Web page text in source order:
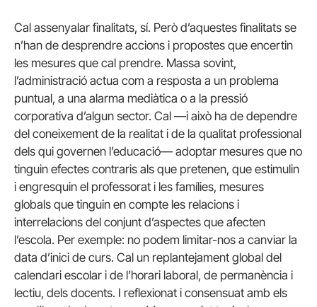
Cal assenyalar finalitats, sí. Però d’aquestes finalitats se
n’han de desprendre accions i propostes que encertin
les mesures que cal prendre. Massa sovint,
l’administració actua com a resposta a un problema
puntual, a una alarma mediàtica o a la pressió
corporativa d’algun sector. Cal —i això ha de dependre
del coneixement de la realitat i de la qualitat professional
dels qui governen l’educació— adoptar mesures que no
tinguin efectes contraris als que pretenen, que estimulin
i engresquin el professorat i les famílies, mesures
globals que tinguin en compte les relacions i
interrelacions del conjunt d’aspectes que afecten
l’escola. Per exemple: no podem limitar-nos a canviar la
data d’inici de curs. Cal un replantejament global del
calendari escolar i de l’horari laboral, de permanència i
lectiu, dels docents. I reflexionat i consensuat amb els